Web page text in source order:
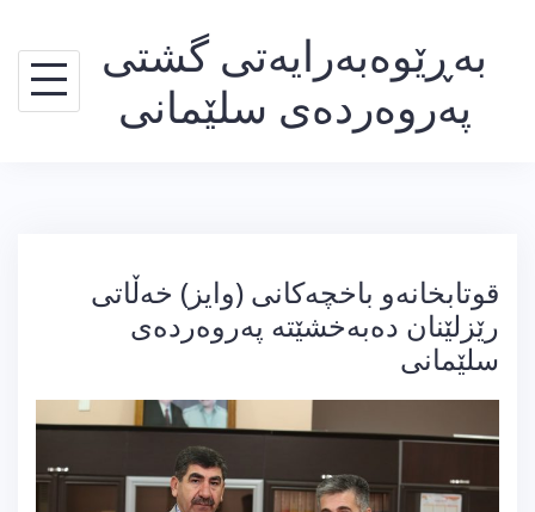
بەڕێوەبەرایەتی گشتی
پەروەردەی سلێمانی
قوتابخانەو باخچەكانی (وایز) خەڵاتی
رێزلێنان دەبەخشێتە پەروەردەی
سلێمانی